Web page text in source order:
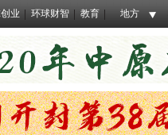
业 环球财智 教育 地方